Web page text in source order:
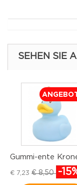
SEHEN SIE
Gummi-ente Krone
€ 7,23 € 8,50 -